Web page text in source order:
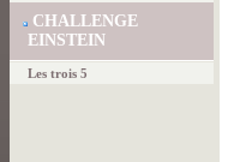
CHALLENGE
EINSTEIN
Les trois 5